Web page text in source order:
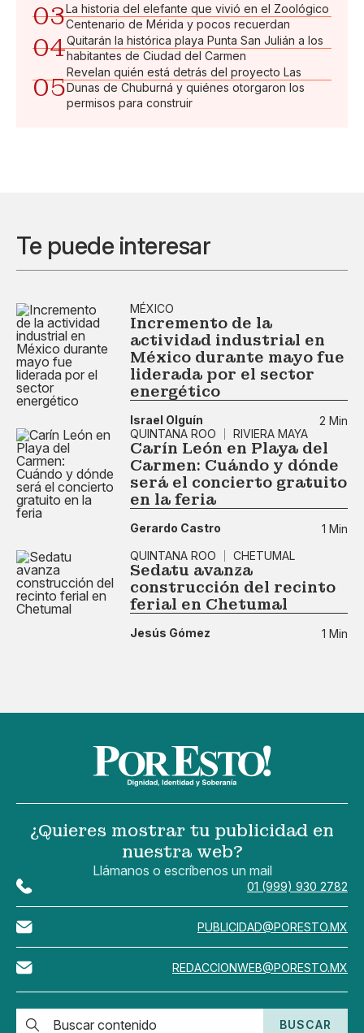
03La historia del elefante que vivió en el Zoológico
Centenario de Mérida y pocos recuerdan
04Quitarán la histórica playa Punta San Julián a los
habitantes de Ciudad del Carmen
05
Revelan quién está detrás del proyecto Las
Dunas de Chuburná y quiénes otorgaron los
permisos para construir
Te puede interesar
MÉXICO
Incremento de la
actividad industrial en
México durante mayo fue
liderada por el sector
energético
Israel Olguín
2 Min
QUINTANA ROO
RIVIERA MAYA
Carín León en Playa del
Carmen: Cuándo y dónde
será el concierto gratuito
en la feria
Gerardo Castro
1 Min
QUINTANA ROO
CHETUMAL
Sedatu avanza
construcción del recinto
ferial en Chetumal
Jesús Gómez 1 Min
¿Quieres mostrar tu publicidad en
nuestra web?
Llámanos o escríbenos un mail
01 (999) 930 2782
PUBLICIDAD@PORESTO.MX
REDACCIONWEB@PORESTO.MX
BUSCAR